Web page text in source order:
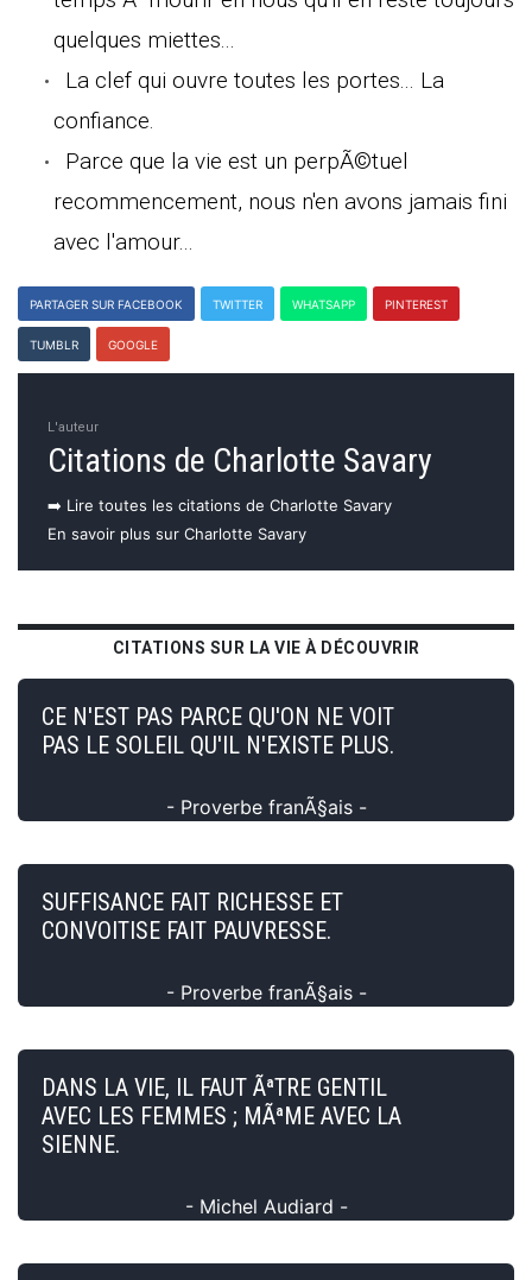
quelques miettes...
La clef qui ouvre toutes les portes... La
confiance.
Parce que la vie est un perpÃ©tuel
recommencement, nous n'en avons jamais fini
avec l'amour...
PARTAGER SUR FACEBOOK TWITTER WHATSAPP PINTEREST
TUMBLR GOOGLE
L'auteur
Citations de Charlotte Savary
➡️ Lire toutes les citations de Charlotte Savary
En savoir plus sur Charlotte Savary
CITATIONS SUR LA VIE À DÉCOUVRIR
CE N'EST PAS PARCE QU'ON NE VOIT
PAS LE SOLEIL QU'IL N'EXISTE PLUS.
- Proverbe franÃ§ais -
SUFFISANCE FAIT RICHESSE ET
CONVOITISE FAIT PAUVRESSE.
- Proverbe franÃ§ais -
DANS LA VIE, IL FAUT ÃªTRE GENTIL
AVEC LES FEMMES ; MÃªME AVEC LA
SIENNE.
- Michel Audiard -